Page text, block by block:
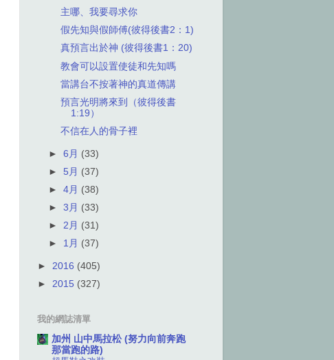
主哪、我要尋求你
假先知與假師傅(彼得後書2：1)
真預言出於神 (彼得後書1：20)
教會可以設置使徒和先知嗎
當講台不按著神的真道傳講
預言光明將來到（彼得後書
1:19）
不信在人的骨子裡
►6月 (33)
► 5月 (37)
►4月 (38)
►3月 (33)
►2月 (31)
► 1月 (37)
► 2016 (405)
► 2015 (327)
我的網誌清單
加州 山中馬拉松 (努力向前奔跑
那當跑的路)